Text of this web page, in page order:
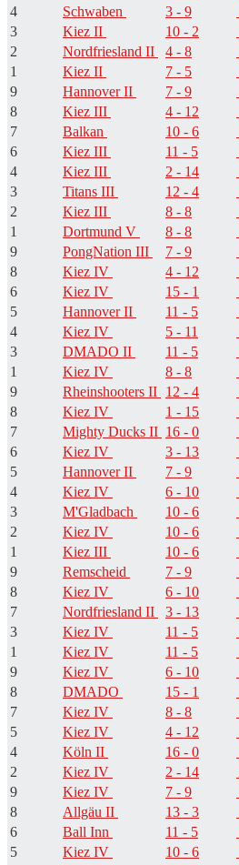
4
Schwaben 3 - 9
3
Kiez II 10 - 2
2
Nordfriesland II 4 - 8
1
Kiez II 7 - 5
9
Hannover II 7 - 9
8
Kiez III 4 - 12
7
Balkan 10 - 6
6
Kiez III 11 - 5
4
Kiez III 2 - 14
3
Titans III 12 - 4
2
Kiez III 8 - 8
1
Dortmund V 8 - 8
9
PongNation III 7 - 9
8
Kiez IV 4 - 12
6
Kiez IV 15 - 1
5
Hannover II 11 - 5
4
Kiez IV 5 - 11
3
DMADO II 11 - 5
1
Kiez IV 8 - 8
9
Rheinshooters II 12 - 4
8
Kiez IV 1 - 15
7
Mighty Ducks II 16 - 0
6
Kiez IV 3 - 13
5
Hannover II 7 - 9
4
Kiez IV 6 - 10
3
M'Gladbach 10 - 6
2
Kiez IV 10 - 6
1
Kiez III 10 - 6
9
Remscheid 7 - 9
8
Kiez IV 6 - 10
7
Nordfriesland II 3 - 13
3
Kiez IV 11 - 5
1
Kiez IV 11 - 5
9
Kiez IV 6 - 10
8
DMADO 15 - 1
7
Kiez IV 8 - 8
5
Kiez IV 4 - 12
4
Köln II 16 - 0
2
Kiez IV 2 - 14
9
Kiez IV 7 - 9
8
Allgäu II 13 - 3
6
Ball Inn 11 - 5
5
Kiez IV 10 - 6